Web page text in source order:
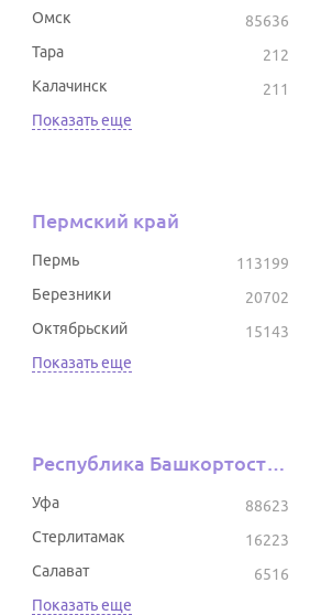
85636
Омск
212
Тара
211
Калачинск
Показать еще
Пермский край
113199
Пермь
20702
Березники
15143
Октябрьский
Показать еще
Республика Башкортостан
88623
Уфа
16223
Стерлитамак
6516
Салават
Показать еще